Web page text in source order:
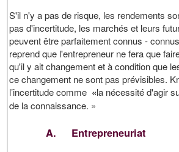
S'il n'y a pas de risque, les rendements
pas d'incertitude, les marchés et leurs
peuvent être parfaitement connus -
reprend que l'entrepreneur ne fera que
qu'il y ait changement et à condition que
ce changement ne sont pas prévisibles.
l’incertitude comme «la nécessité d'agir
de la connaissance. »
A. Entrepreneuriat